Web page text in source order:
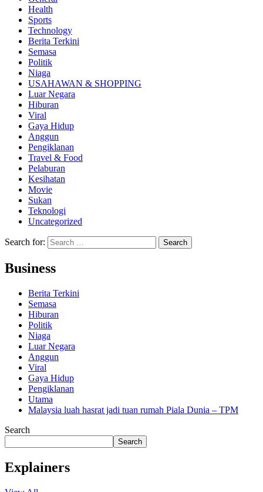
Health
Sports
Technology
Berita Terkini
Semasa
Politik
Niaga
USAHAWAN & SHOPPING
Luar Negara
Hiburan
Viral
Gaya Hidup
Anggun
Pengiklanan
Travel & Food
Pelaburan
Kesihatan
Movie
Sukan
Teknologi
Uncategorized
Search for:
Business
Berita Terkini
Semasa
Hiburan
Politik
Niaga
Luar Negara
Anggun
Viral
Gaya Hidup
Pengiklanan
Utama
Malaysia luah hasrat jadi tuan rumah Piala Dunia – TPM
Search
Search
Explainers